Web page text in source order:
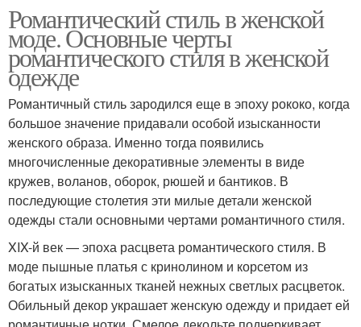
Романтический стиль в женской
моде. Основные черты
романтического стиля в женской
одежде
Романтичный стиль зародился еще в эпоху рококо, когда
большое значение придавали особой изысканности
женского образа. Именно тогда появились
многочисленные декоративные элементы в виде
кружев, воланов, оборок, рюшей и бантиков. В
последующие столетия эти милые детали женской
одежды стали основными чертами романтичного стиля.
XIX-й век — эпоха расцвета романтического стиля. В
моде пышные платья с кринолином и корсетом из
богатых изысканных тканей нежных светлых расцветок.
Обильный декор украшает женскую одежду и придает ей